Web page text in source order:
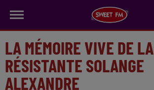
LA MÉMOIRE VIVE DE LA
RÉSISTANTE SOLANGE
ALEXANDRE